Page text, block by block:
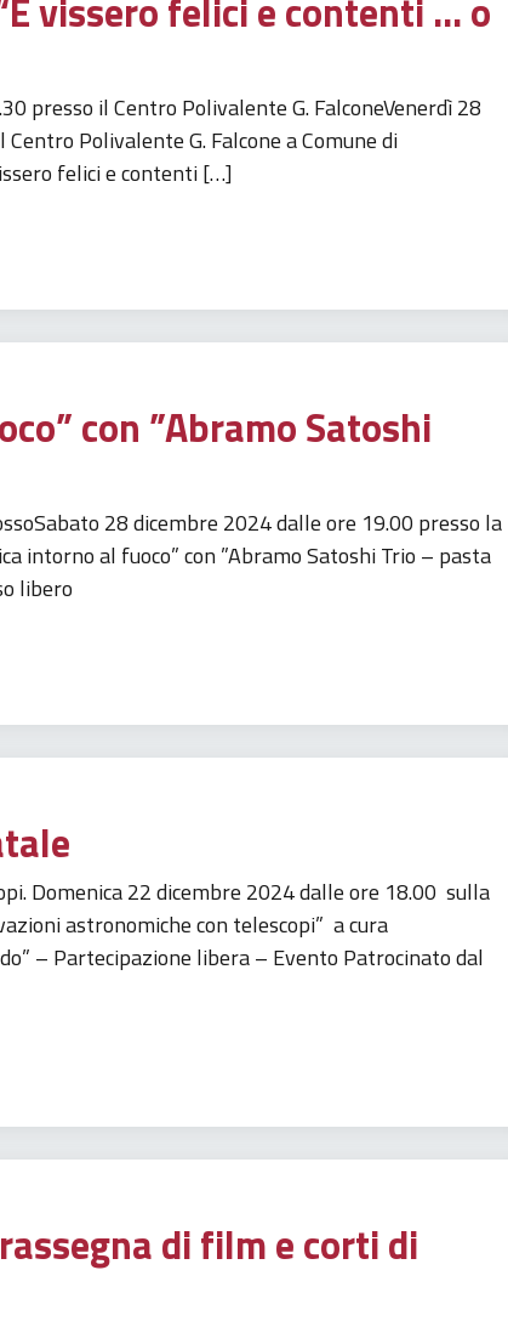
vissero felici e contenti … o
presso il Centro Polivalente G. FalconeVenerdì 28
Polivalente G. Falcone a Comune di
felici e contenti […]
con ”Abramo Satoshi
28 dicembre 2024 dalle ore 19.00 presso la
intorno al fuoco” con ”Abramo Satoshi Trio – pasta
libero
Domenica 22 dicembre 2024 dalle ore 18.00 sulla
astronomiche con telescopi” a cura
– Partecipazione libera – Evento Patrocinato dal
di film e corti di